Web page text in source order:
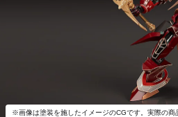
※画像は塗装を施したイメージのCGです。実際の商